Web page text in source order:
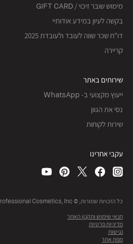
מימוש שובר זיכוי / GIFT CARD
בקשה לעיון במידע אודותיי
דו"ח שכר שווה לעובד ולעובדת 2025
קריירה
שירותים באתר
ייעוץ מקצועי ב- WhatsApp
נסי את הגוון
שירות לקוחות
עקבי אחרינו
כל הזכויות שמורות, © Bobbi Brown Professional Cosmetics, Inc.
תנאי שימוש ותקנון האתר
מדיניות פרטיות
נגישות
מפת אתר